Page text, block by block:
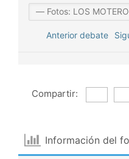
Anterior debate
Compartir:
Información del